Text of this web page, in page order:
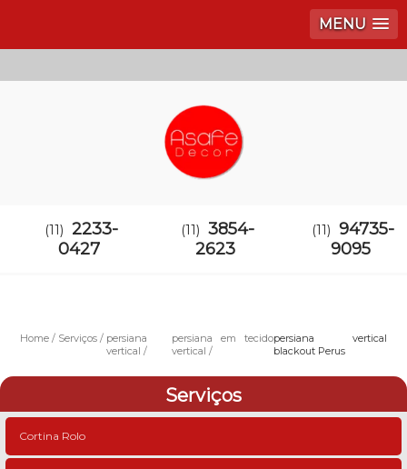
MENU
(11) 2233-
0427
(11) 3854-
2623
(11) 94735-
9095
Home Serviços
persiana
vertical
persiana em tecido
vertical
persiana vertical
blackout Perus
Serviços
Cortina Rolo